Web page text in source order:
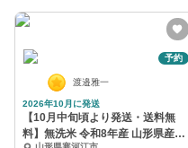
予約
渡邉雅一
2026年10月に発送
【10月中旬頃より発送・送料無
料】無洗米 令和8年産 山形県産ミ